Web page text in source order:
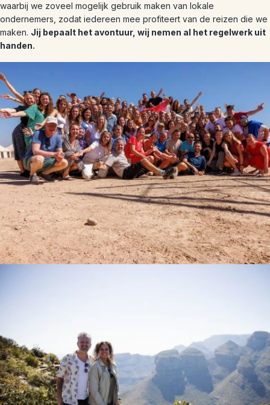
waarbij we zoveel mogelijk gebruik maken van lokale
ondernemers, zodat iedereen mee profiteert van de reizen die we
maken. Jij bepaalt het avontuur, wij nemen al het regelwerk uit
handen.